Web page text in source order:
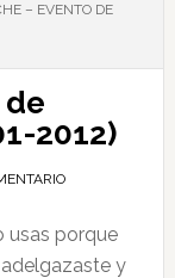
– EVENTO DE
de
2012)
usas porque
y